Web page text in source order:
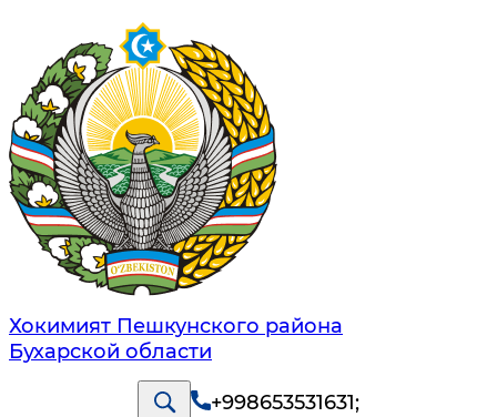
Хокимият Пешкунского района
Бухарской области
+998653531631;